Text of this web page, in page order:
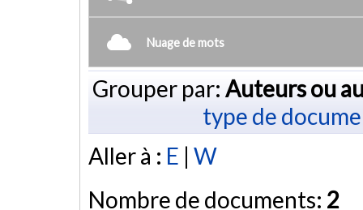
Nuage de mots
Grouper par: Auteurs ou
type de
Aller à : E | W
Nombre de documents: 2